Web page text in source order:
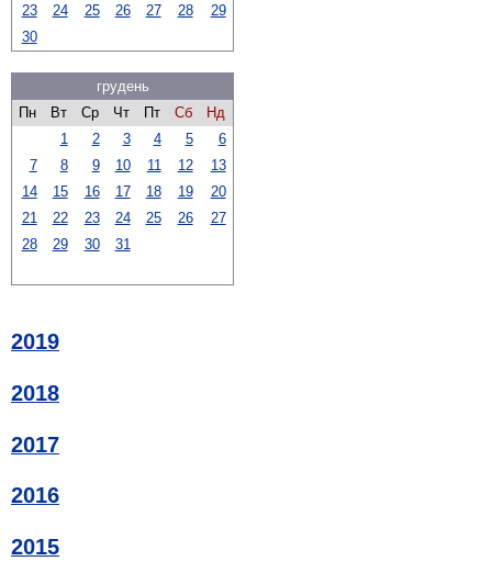
23 24 25 26 27 28
29
30
грудень
Пн
Вт Ср Чт Пт Сб
Нд
1
2 3 4 5
6
7
8 9 10 11 12
13
14
15 16 17 18 19
20
21
22 23 24 25 26
27
28
29 30 31
2019
2018
2017
2016
2015